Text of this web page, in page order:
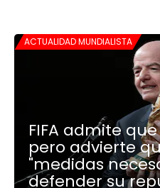
ACTUALIDAD MUNDIALISTA
FIFA admite
pero advierte
"medidas
defender su